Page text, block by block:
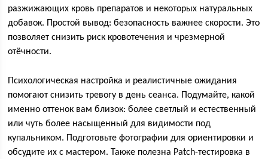
разжижающих кровь препаратов и некоторых натуральных
добавок. Простой вывод: безопасность важнее скорости. Это
позволяет снизить риск кровотечения и чрезмерной
отёчности.
Психологическая настройка и реалистичные ожидания
помогают снизить тревогу в день сеанса. Подумайте, какой
именно оттенок вам близок: более светлый и естественный
или чуть более насыщенный для видимости под
купальником. Подготовьте фотографии для ориентировки и
обсудите их с мастером. Также полезна Patch-тестировка в